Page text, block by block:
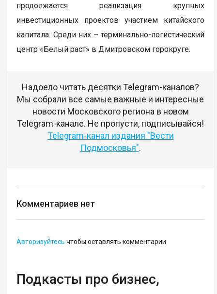
продолжается реализация крупных
инвестиционных проектов участием китайского
капитала. Среди них – терминально-логистический
центр «Белый раст» в Дмитровском горокруге.
Надоело читать десятки Telegram-каналов?
Мы собрали все самые важные и интересные
новости Московского региона в новом
Telegram-канале. Не пропусти, подписывайся!
Telegram-канал издания "Вести
Подмосковья".
Комментариев нет
Авторизуйтесь чтобы оставлять комментарии
Подкасты про бизнес,